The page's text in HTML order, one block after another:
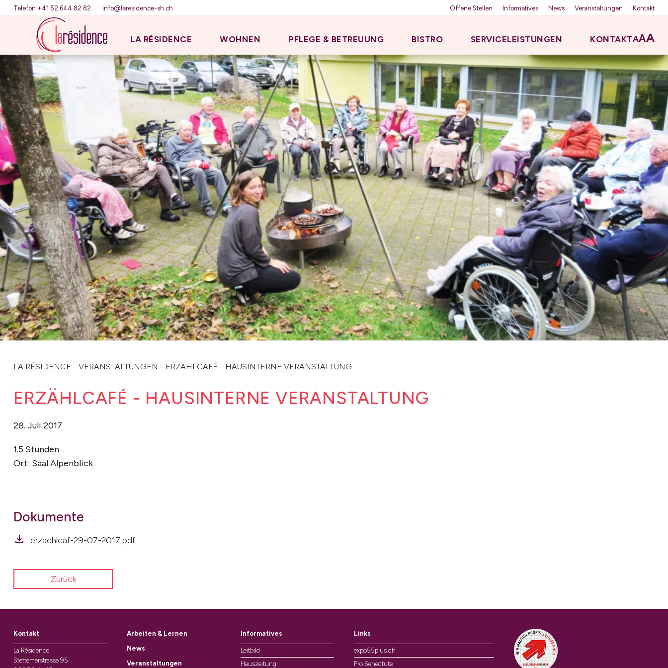
Telefon +41 52 644 82 82 info@laresidence-sh.ch Offene Stellen Informatives News Veranstaltungen Kontakt
LA RÉSIDENCE WOHNEN PFLEGE & BETREUUNG BISTRO SERVICELEISTUNGEN KONTAKTAAA
LA RÉSIDENCE - VERANSTALTUNGEN - ERZÄHLCAFÉ - HAUSINTERNE VERANSTALTUNG
ERZÄHLCAFÉ - HAUSINTERNE VERANSTALTUNG
28. Juli 2017
1.5 Stunden
Ort: Saal Alpenblick
Dokumente
erzaehlcaf-29-07-2017.pdf
Zurück
Kontakt
La Résidence
Stettemerstrasse 95
Arbeiten & Lernen
News
Veranstaltungen
Informatives
Leitbild
Hauszeitung
Links
expo55plus.ch
Pro Senectute
Auszeichnungen